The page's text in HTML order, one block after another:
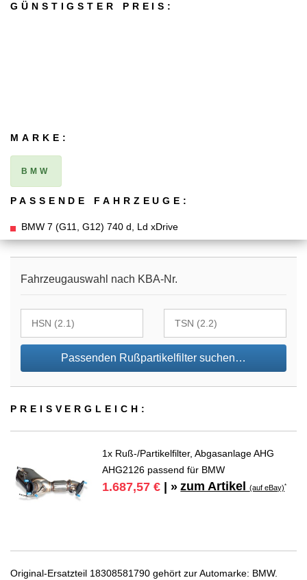
GÜNSTIGSTER PREIS:
MARKE:
BMW
PASSENDE FAHRZEUGE:
BMW 7 (G11, G12) 740 d, Ld xDrive
Fahrzeugauswahl nach KBA-Nr.
Passenden Rußpartikelfilter suchen…
PREIS­VER­GLEICH:
1x Ruß-/Partikelfilter, Abgasanlage AHG
AHG2126 passend für BMW
1.687,57 € | » zum Artikel(auf eBay)*
Original-Ersatzteil 18308581790 gehört zur Automarke: BMW.